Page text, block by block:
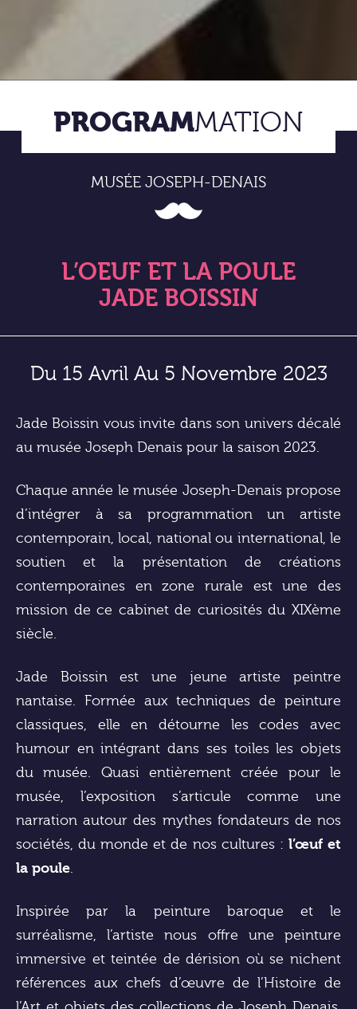
PROGRAMMATION
MUSÉE JOSEPH-DENAIS
L’OEUF ET LA POULE
JADE BOISSIN
Du 15 Avril Au 5 Novembre 2023
Jade Boissin vous invite dans son univers décalé
au musée Joseph Denais pour la saison 2023.
Chaque année le musée Joseph-Denais propose
d’intégrer à sa programmation un artiste
contemporain, local, national ou international, le
soutien et la présentation de créations
contemporaines en zone rurale est une des
mission de ce cabinet de curiosités du XIXème
siècle.
Jade Boissin est une jeune artiste peintre
nantaise. Formée aux techniques de peinture
classiques, elle en détourne les codes avec
humour en intégrant dans ses toiles les objets
du musée. Quasi entièrement créée pour le
musée, l’exposition s’articule comme une
narration autour des mythes fondateurs de nos
sociétés, du monde et de nos cultures : l’œuf et
la poule.
Inspirée par la peinture baroque et le
surréalisme, l’artiste nous offre une peinture
immersive et teintée de dérision où se nichent
références aux chefs d’œuvre de l’Histoire de